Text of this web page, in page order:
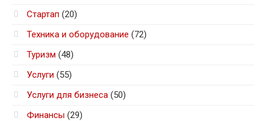
Стартап (20)
Техника и оборудование (72)
Туризм (48)
Услуги (55)
Услуги для бизнеса (50)
Финансы (29)